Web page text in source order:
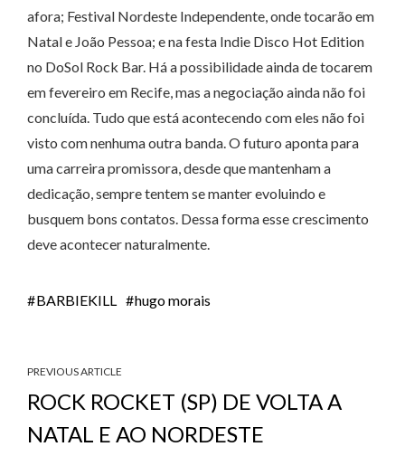
afora; Festival Nordeste Independente, onde tocarão em
Natal e João Pessoa; e na festa Indie Disco Hot Edition
no DoSol Rock Bar. Há a possibilidade ainda de tocarem
em fevereiro em Recife, mas a negociação ainda não foi
concluída. Tudo que está acontecendo com eles não foi
visto com nenhuma outra banda. O futuro aponta para
uma carreira promissora, desde que mantenham a
dedicação, sempre tentem se manter evoluindo e
busquem bons contatos. Dessa forma esse crescimento
deve acontecer naturalmente.
BARBIEKILL hugo morais
PREVIOUS ARTICLE
ROCK ROCKET (SP) DE VOLTA A
NATAL E AO NORDESTE